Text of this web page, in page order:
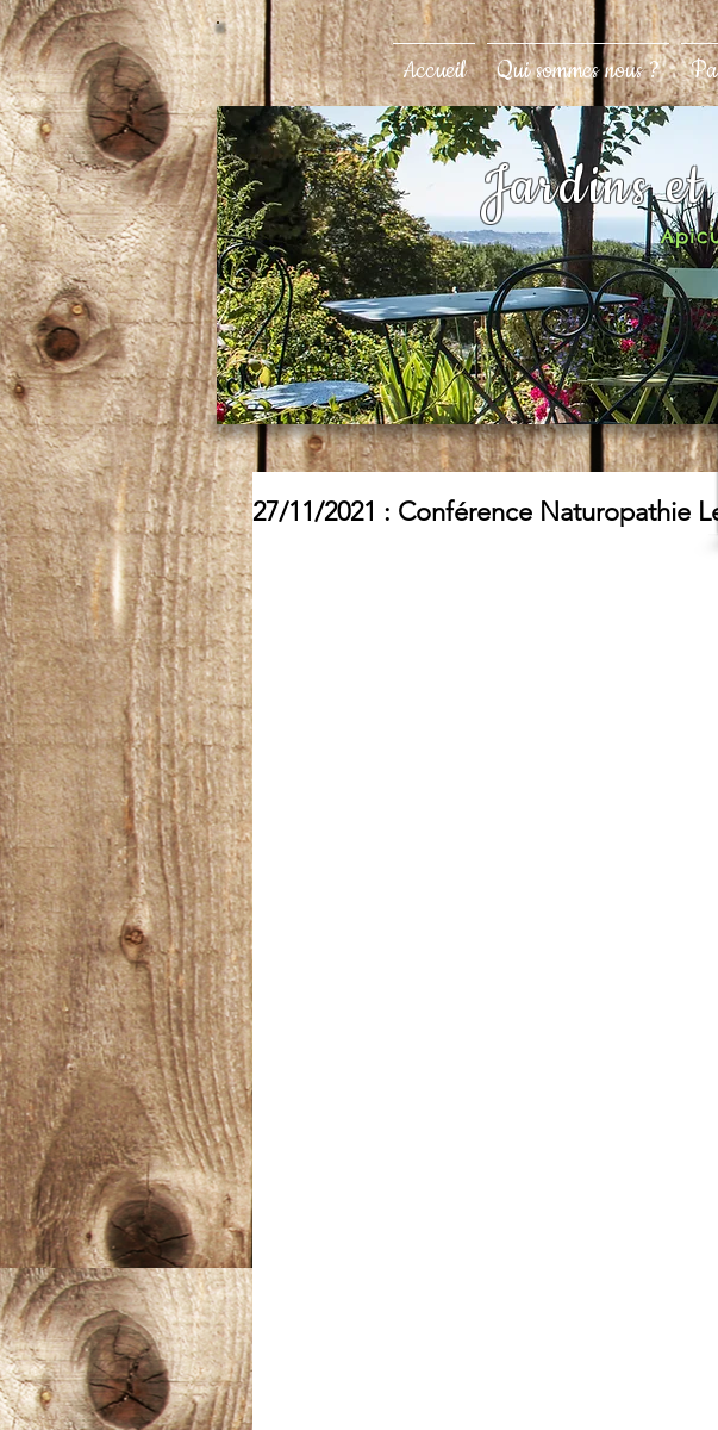
27/11/2021 : Conférence Naturopathie
Accueil Qui sommes nous ?
Jardins et